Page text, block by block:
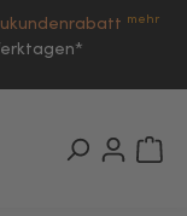
mehr